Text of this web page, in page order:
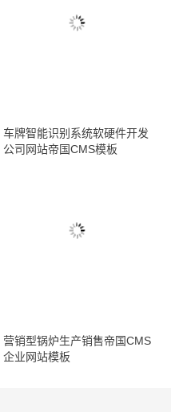
车牌智能识别系统软硬件开发
公司网站帝国CMS模板
营销型锅炉生产销售帝国CMS
企业网站模板